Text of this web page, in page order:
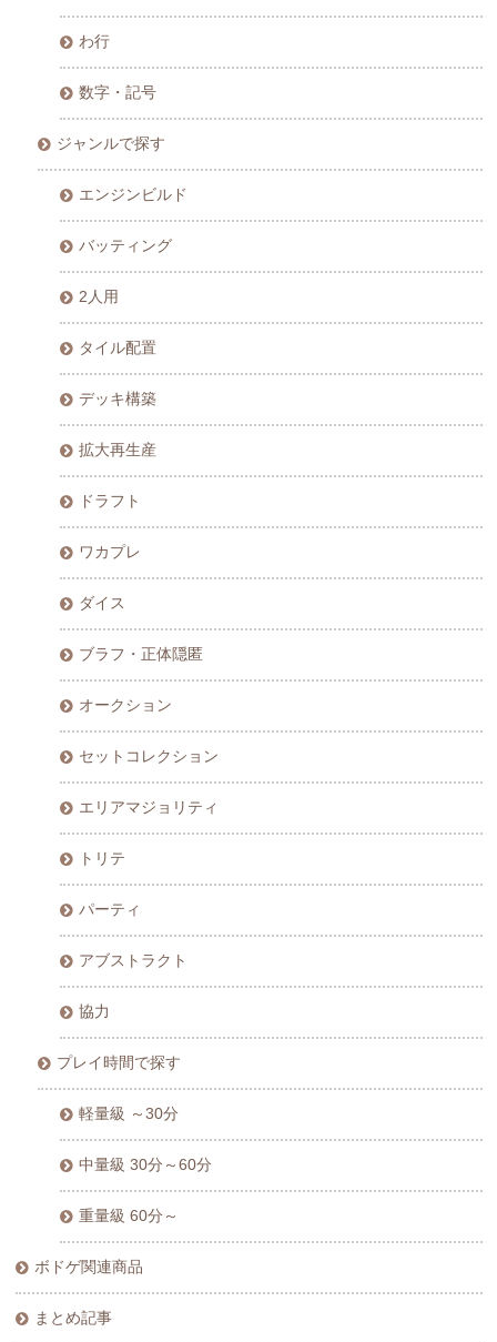
わ行
数字・記号
ジャンルで探す
エンジンビルド
バッティング
2人用
タイル配置
デッキ構築
拡大再生産
ドラフト
ワカプレ
ダイス
ブラフ・正体隠匿
オークション
セットコレクション
エリアマジョリティ
トリテ
パーティ
アブストラクト
協力
プレイ時間で探す
軽量級 ～30分
中量級 30分～60分
重量級 60分～
ボドゲ関連商品
まとめ記事